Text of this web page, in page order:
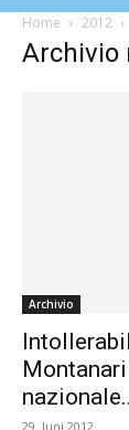
Home 2012
Archivio
Archivio
29. Juni 2012